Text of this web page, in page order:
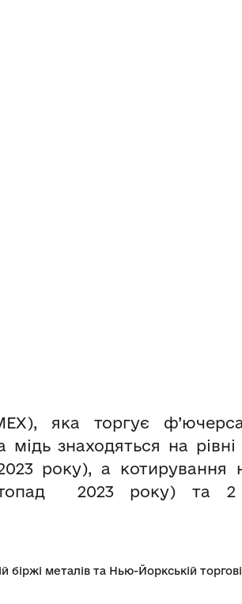
яка торгує
знаходяться на рівні
року), а котирування
2023 року) та 2
біржі металів та Нью-Йоркській